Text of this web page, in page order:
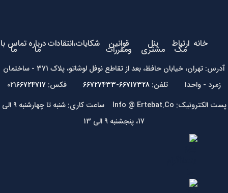
خانه ارتباط
مگ پنل
مشتری قوانین
ومقررات شکایات،انتقاداتدرباره
ما تماس با
ما
آدرس: تهران، خیابان حافظ، بعد از تقاطع نوفل لوشاتو، پلاک 371 - ساختمان
زمرد - واحد1 تلفن:
66717328-66727433 فکس: 021 66724717
پست الکترونیک: Info @ Ertebat.Co ساعت کاری: شنبه تا چهارشنبه 9 الی
17، پنجشنبه 9 الی 13